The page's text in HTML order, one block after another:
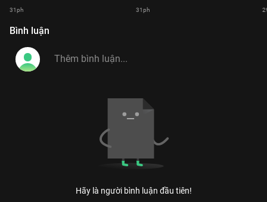
31ph 31ph
Bình luận
Hãy là người bình luận đầu tiên!